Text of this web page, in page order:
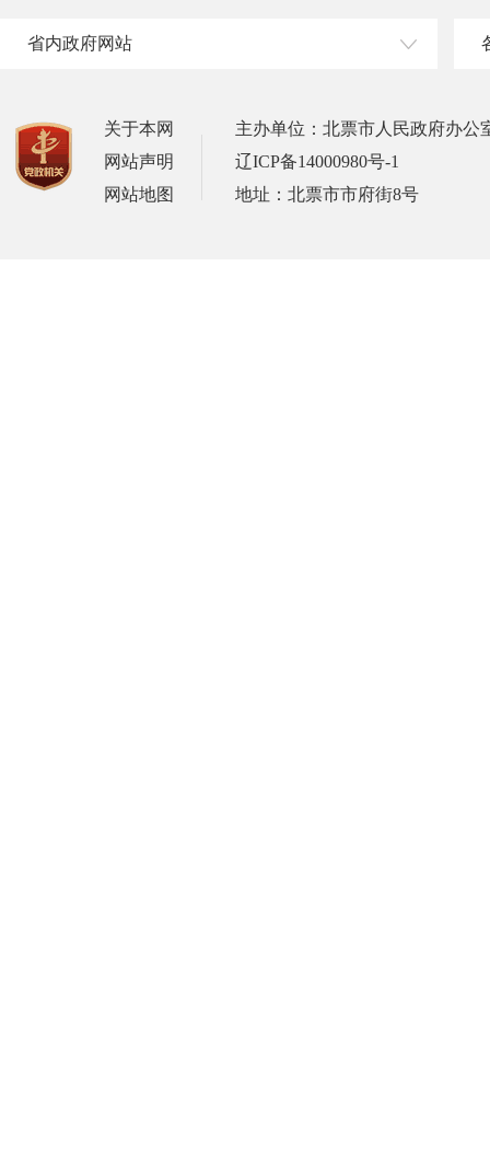
省内政府网站
关于本网
网站声明
网站地图
主办单位：北票市人民政府办公
辽ICP备14000980号-1
地址：北票市市府街8号